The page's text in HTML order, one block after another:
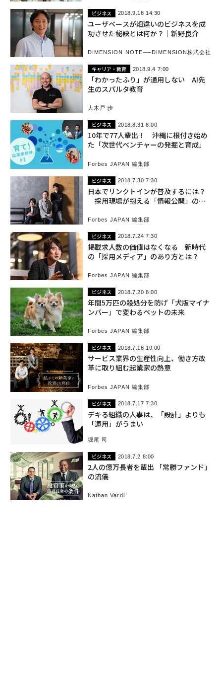
ビジネス 2018.9.18 14:30
ユーザベースが畑違いのビジネスを成
功させた秘訣とは何か？｜新野良介
DIMENSION NOTE──DIMENSION株式会社
キャリア・教育 2018.9.4 7:00
「わかったふり」が通用しない AI先
生のスパルタ教育
大木戸 歩
ビジネス 2018.8.31 8:00
10年で77人輩出！ 沖縄に根付き始め
た「次世代ベンチャーの発掘と育成」
Forbes JAPAN 編集部
ビジネス 2018.7.30 7:30
日本でリンクトインが普及するには？
採用現場が抱える「情報公開」の課
Forbes JAPAN 編集部
ビジネス 2018.7.24 7:30
掲載求人数の価値はなくなる 新時代
の「採用メディア」のあり方とは？
Forbes JAPAN 編集部
ビジネス 2018.7.20 8:00
年間5万匹の殺処分を防げ「犬版マイナ
ンバー」で変わるペットの未来
Forbes JAPAN 編集部
ビジネス 2018.7.18 10:00
サービス業界の生産性向上、働き方改
革に取り組む起業家の熱意
Forbes JAPAN 編集部
ビジネス 2018.7.17 7:30
デキる組織の人事は、「設計」よりも
「運用」がうまい
堀尾 司
ビジネス 2018.7.2 8:00
2人の億万長者を輩出 「常勝ファンド」
の流儀
Nathan Vardi